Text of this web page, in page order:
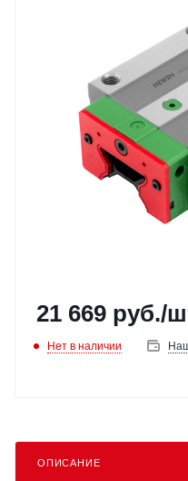
21 669 руб./
Нет в наличии
ОПИСАНИЕ